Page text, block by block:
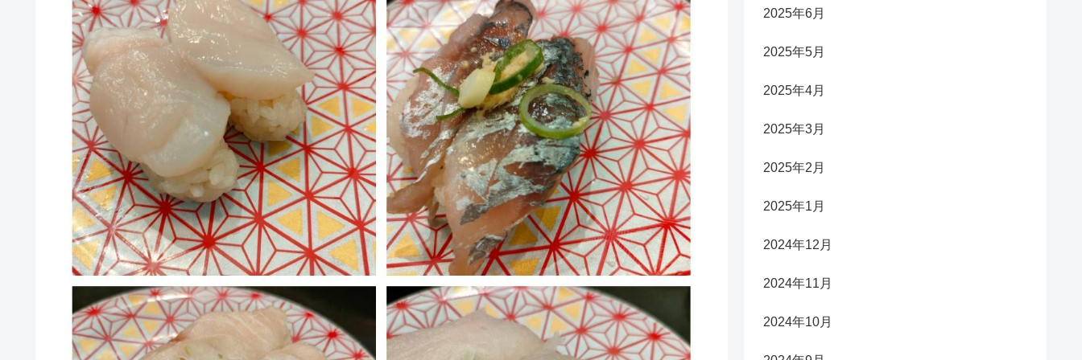
2025年6月
2025年5月
2025年4月
2025年3月
2025年2月
2025年1月
2024年12月
2024年11月
2024年10月